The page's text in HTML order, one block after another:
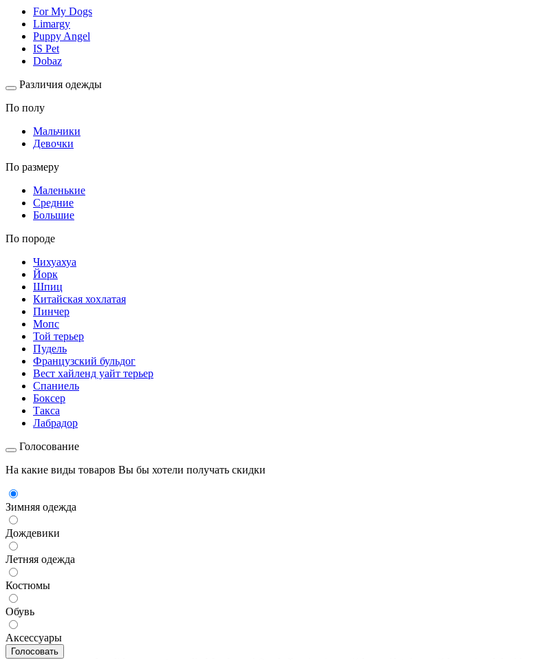
For My Dogs
Limargy
Puppy Angel
IS Pet
Dobaz
Различия одежды
По полу
Мальчики
Девочки
По размеру
Маленькие
Средние
Большие
По породе
Чихуахуа
Йорк
Шпиц
Китайская хохлатая
Пинчер
Мопс
Той терьер
Пудель
Французский бульдог
Вест хайленд уайт терьер
Спаниель
Боксер
Такса
Лабрадор
Голосование
На какие виды товаров Вы бы хотели получать скидки
Зимняя одежда
Дождевики
Летняя одежда
Костюмы
Обувь
Аксессуары